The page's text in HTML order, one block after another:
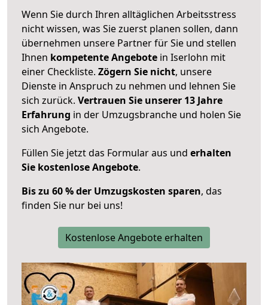
Wenn Sie durch Ihren alltäglichen Arbeitsstress
nicht wissen, was Sie zuerst planen sollen, dann
übernehmen unsere Partner für Sie und stellen
Ihnen kompetente Angebote in Iserlohn mit
einer Checkliste. Zögern Sie nicht, unsere
Dienste in Anspruch zu nehmen und lehnen Sie
sich zurück. Vertrauen Sie unserer 13 Jahre
Erfahrung in der Umzugsbranche und holen Sie
sich Angebote.
Füllen Sie jetzt das Formular aus und erhalten
Sie kostenlose Angebote.
Bis zu 60 % der Umzugskosten sparen, das
finden Sie nur bei uns!
Kostenlose Angebote erhalten